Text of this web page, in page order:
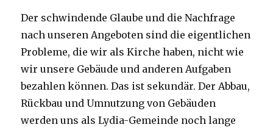
Der schwindende Glaube und die Nachfrage
nach unseren Angeboten sind die eigentlichen
Probleme, die wir als Kirche haben, nicht wie
wir unsere Gebäude und anderen Aufgaben
bezahlen können. Das ist sekundär. Der Abbau,
Rückbau und Umnutzung von Gebäuden
werden uns als Lydia-Gemeinde noch lange